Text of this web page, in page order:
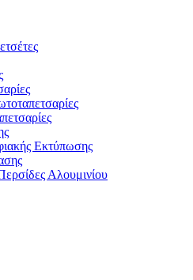
Εκτύπωσης
Αλουμινίου